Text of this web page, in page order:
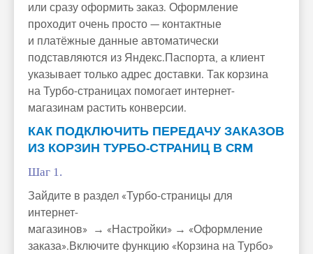
или сразу оформить заказ. Оформление
проходит очень просто — контактные
и платёжные данные автоматически
подставляются из Яндекс.Паспорта, а клиент
указывает только адрес доставки. Так корзина
на Турбо-страницах помогает интернет-
магазинам растить конверсии.
КАК ПОДКЛЮЧИТЬ ПЕРЕДАЧУ ЗАКАЗОВ
ИЗ КОРЗИН ТУРБО-СТРАНИЦ В CRM
Шаг 1.
Зайдите в раздел «Турбо-страницы для
интернет-
магазинов» → «Настройки» → «Оформление
заказа».Включите функцию «Корзина на Турбо»